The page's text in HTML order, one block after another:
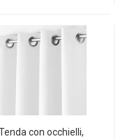
con occhielli,